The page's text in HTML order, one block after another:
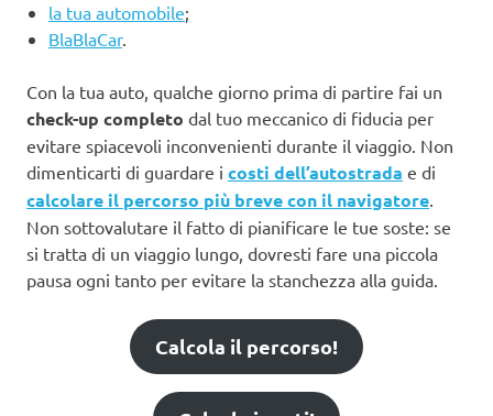
la tua automobile;
BlaBlaCar.
Con la tua auto, qualche giorno prima di partire fai un
check-up completo dal tuo meccanico di fiducia per
evitare spiacevoli inconvenienti durante il viaggio. Non
dimenticarti di guardare i costi dell’autostrada e di
calcolare il percorso più breve con il navigatore.
Non sottovalutare il fatto di pianificare le tue soste: se
si tratta di un viaggio lungo, dovresti fare una piccola
pausa ogni tanto per evitare la stanchezza alla guida.
Calcola il percorso!